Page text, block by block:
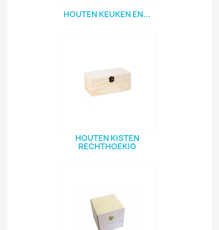
HOUTEN KEUKEN EN...
HOUTEN KISTEN
RECHTHOEKIG